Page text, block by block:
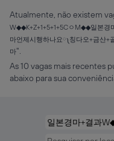
Atualmente, não existem
W◆◆K+Z+1+5+1+5CㅇM◆◆일본
마언제시행하나요༾칭다오+금산+
마".
As 10 vagas mais recentes
abaixo para sua